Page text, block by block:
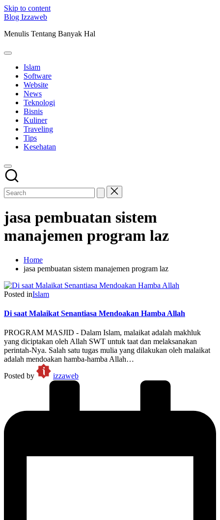
Skip to content
Blog Izzaweb
Menulis Tentang Banyak Hal
Islam
Software
Website
News
Teknologi
Bisnis
Kuliner
Traveling
Tips
Kesehatan
jasa pembuatan sistem
manajemen program laz
Home
jasa pembuatan sistem manajemen program laz
Posted inIslam
Di saat Malaikat Senantiasa Mendoakan Hamba Allah
PROGRAM MASJID - Dalam Islam, malaikat adalah makhluk
yang diciptakan oleh Allah SWT untuk taat dan melaksanakan
perintah-Nya. Salah satu tugas mulia yang dilakukan oleh malaikat
adalah mendoakan hamba-hamba Allah…
Posted by
izzaweb